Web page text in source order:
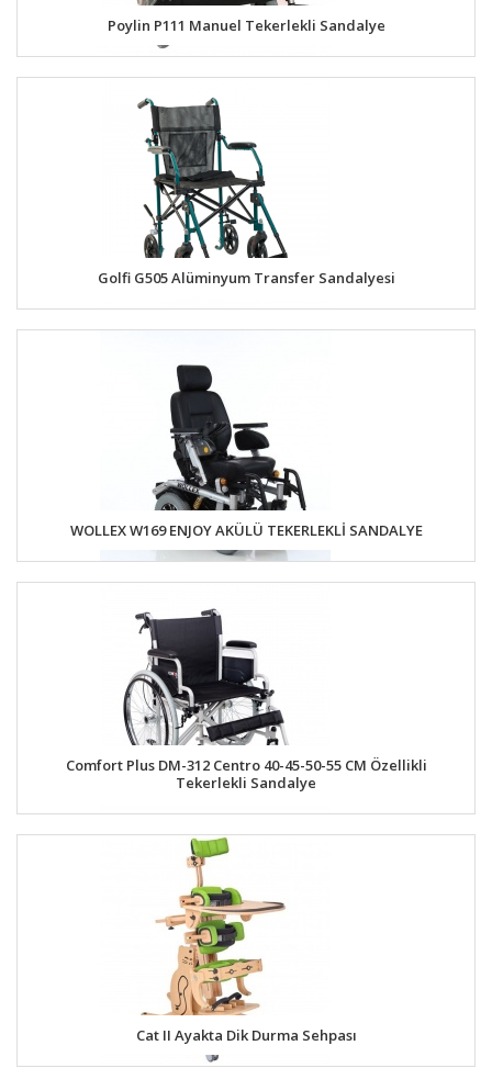
Poylin P111 Manuel Tekerlekli Sandalye
Golfi G505 Alüminyum Transfer Sandalyesi
WOLLEX W169 ENJOY AKÜLÜ TEKERLEKLİ SANDALYE
Comfort Plus DM-312 Centro 40-45-50-55 CM Özellikli
Tekerlekli Sandalye
Cat II Ayakta Dik Durma Sehpası